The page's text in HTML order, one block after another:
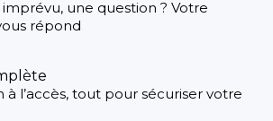
une question ? Votre
répond
à l’accès, tout pour sécuriser votre